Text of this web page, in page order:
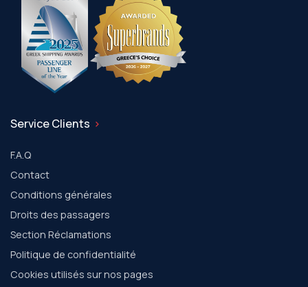
Service Clients
F.A.Q
Contact
Conditions générales
Droits des passagers
Section Réclamations
Politique de confidentialité
Cookies utilisés sur nos pages